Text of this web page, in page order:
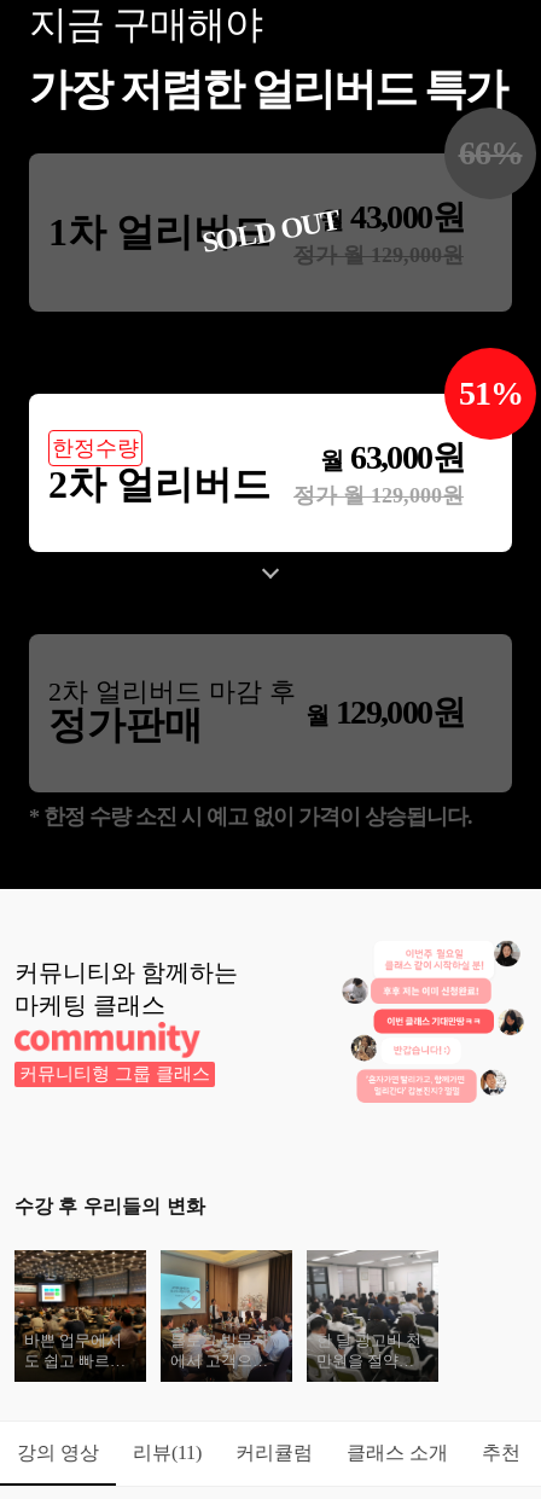
지금 구매해야
가장 저렴한 얼리버드 특가
1차 얼리버드 월43,000원
정가 월129,000원
66%
SOLD OUT
한정수량
2차 얼리버드
월 63,000원
정가 월129,000원
51%
2차 얼리버드 마감 후
정가판매 월 129,000원
* 한정 수량 소진 시 예고 없이 가격이 상승됩니다.
커뮤니티와 함께하는
마케팅 클래스
커뮤니티형 그룹 클래스
수강 후 우리들의 변화
바쁜 업무에서
도 쉽고 빠르게
효과적인 블로
다.
블로그 방문자
에서 고객으로
전환하는 방법
한 달 광고비 천
만원을 절약하
면서 보다 효율
강의 영상 리뷰(11) 커리큘럼 클래스 소개 추천